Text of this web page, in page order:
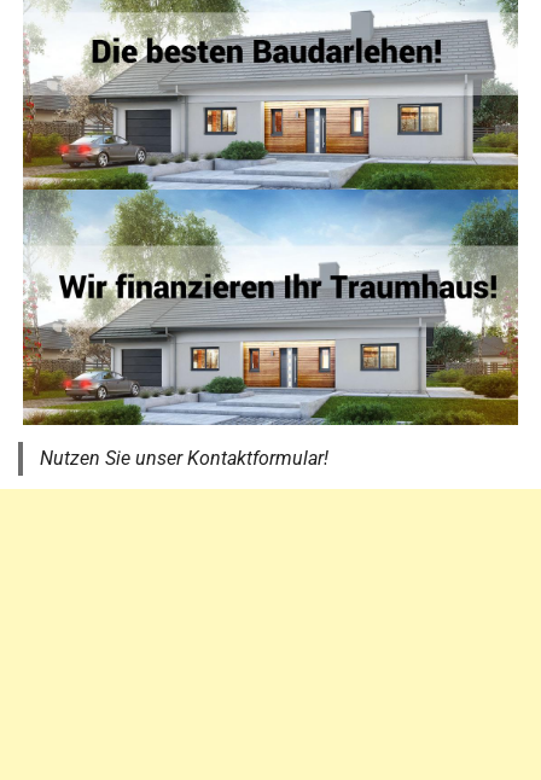
Nutzen Sie unser Kontaktformular!